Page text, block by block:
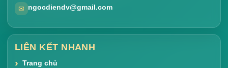
✉ ngocdiendv@gmail.com
LIÊN KẾT NHANH
Trang chủ